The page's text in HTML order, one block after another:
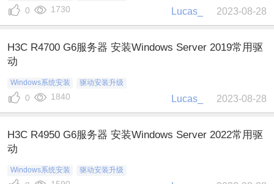
Lucas_ 2023-08-28
0 1730
H3C R4700 G6服务器 安装Windows Server 2019常用驱
动
Windows系统安装 驱动安装升级
Lucas_ 2023-08-28
0 1840
H3C R4950 G6服务器 安装Windows Server 2022常用驱
动
Windows系统安装 驱动安装升级